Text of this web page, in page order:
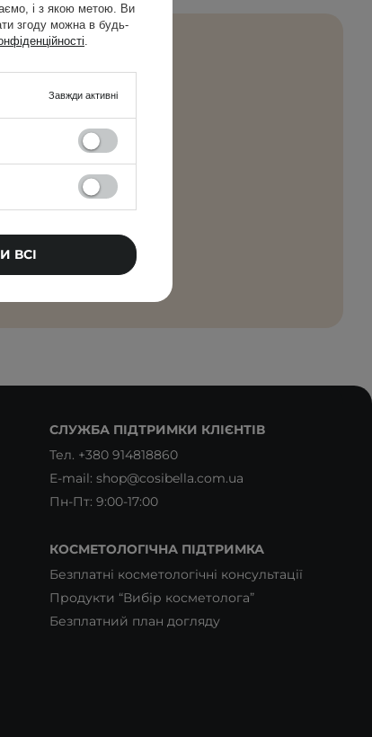
просто на
СЛУЖБА ПІДТРИМКИ КЛІЄНТІВ
Тел. +380 914818860
E-mail: shop@cosibella.com.ua
Пн-Пт: 9:00-17:00
КОСМЕТОЛОГІЧНА ПІДТРИМКА
Безплатні косметологічні консультації
Продукти “Вибір косметолога”
Безплатний план догляду
і з якою метою. Ви
згоду можна в будь-
Завжди активні
ВСІ